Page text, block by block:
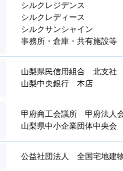
シルクレジデンス 1
シルクレディース
シルクサンシャイン
事務所・倉庫・共有施設
山梨県民信用組合 北支社
山梨中央銀行 本店
甲府商工会議所 甲府法人
山梨県中小企業団体中央会
公益社団法人 全国宅地建